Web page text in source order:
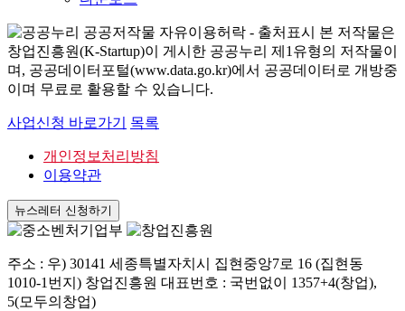
본 저작물은
창업진흥원(K-Startup)이 게시한 공공누리 제1유형의 저작물이
며, 공공데이터포털(www.data.go.kr)에서 공공데이터로 개방중
이며 무료로 활용할 수 있습니다.
사업신청 바로가기 목록
개인정보처리방침
이용약관
뉴스레터 신청하기
주소 : 우) 30141 세종특별자치시 집현중앙7로 16 (집현동
1010-1번지) 창업진흥원 대표번호 : 국번없이 1357+4(창업),
5(모두의창업)